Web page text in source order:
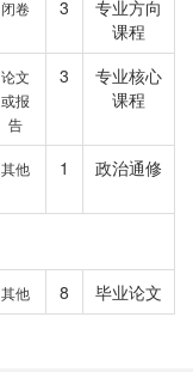
闭卷 3
专业方向
课程
论文
或报
告
3
专业核心
课程
其他 1 政治通修
其他 8 毕业论文